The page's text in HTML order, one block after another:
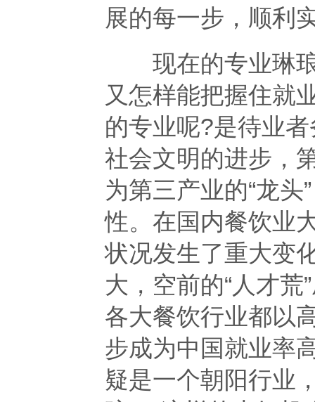
展的每一步，顺利
现在的专业琳琅
又怎样能把握住就
的专业呢?是待业
社会文明的进步，
为第三产业的“龙
性。在国内餐饮业
状况发生了重大变
大，空前的“人才
各大餐饮行业都以
步成为中国就业率
疑是一个朝阳行业